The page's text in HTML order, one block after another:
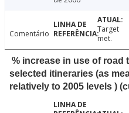
Comentário
Target
met.
% increase in use of
selected itineraries (as
relatively to 2005 levels )